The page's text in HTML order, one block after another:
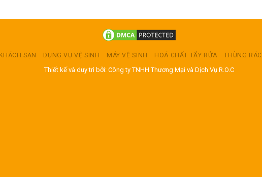
SẠN DỤNG VỤ VỆ SINH MÁY VỆ SINH HOÁ CHẤT TẨY RỬA THÙNG RÁC
Thiết kế và duy trì bởi: Công ty TNHH Thương Mại và Dịch Vụ R.O.C